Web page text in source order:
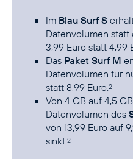
Im Blau Surf S
Datenvolumen
3,99 Euro statt 4,99
Das Paket Surf M
Datenvolumen für
statt 8,99 Euro. 2
Von 4 GB auf 4,5
Datenvolumen des
von 13,99 Euro auf
sinkt. 2